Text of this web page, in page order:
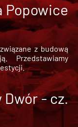
Popowice
z budową
Przedstawiamy
Dwór - cz.